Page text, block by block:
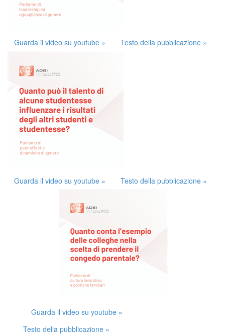
Guarda il video su youtube » Testo della pubblicazione »
Guarda il video su youtube » Testo della pubblicazione »
Guarda il video su youtube »
Testo della pubblicazione »